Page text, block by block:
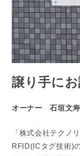
譲り手に
オーナー 石垣文
「株式会社テクノ
RFID(ICタグ技術)